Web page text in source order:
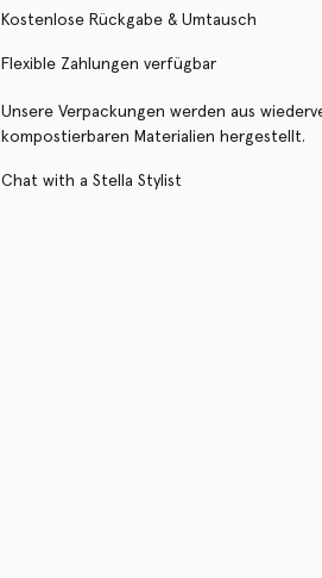
Kostenlose Rückgabe & Umtausch
Flexible Zahlungen verfügbar
Unsere Verpackungen werden aus
kompostierbaren Materialien hergestellt.
Chat with a Stella Stylist